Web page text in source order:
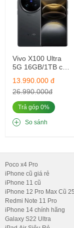
144Hzthực sự
FPS/MOBA.
PWM 4.320Hz
người hay dùng
Kết luận: Z10
trong tầm giá.
NhânX925 3.73
ổn định ở mức
UFS 4.1 giúp tải
Kinh nghiệm tối ưu
BậtChế độ
Vivo X100 Ultra
5G 16GB/1TB cũ
13.990.000 đ
26.990.000đ
Trả góp 0%
So sánh
Poco x4 Pro
iPhone cũ giá rẻ
iPhone 11 cũ
iPhone 12 Pro Max Cũ
Redmi Note 11 Pro
iPhone 14 chính hãng
Galaxy S22 Ultra